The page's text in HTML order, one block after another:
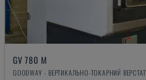
GV 780 M
GOODWAY - ВЕРТИКАЛЬНО-ТОКАРНИЙ ВЕРСТАТ